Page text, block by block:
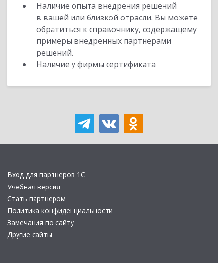
Наличие опыта внедрения решений
в вашей или близкой отрасли. Вы можете
обратиться к справочнику, содержащему
примеры внедренных партнерами
решений.
Наличие у фирмы сертификата
Вход для партнеров 1С
Учебная версия
Стать партнером
Политика конфиденциальности
Замечания по сайту
Другие сайты